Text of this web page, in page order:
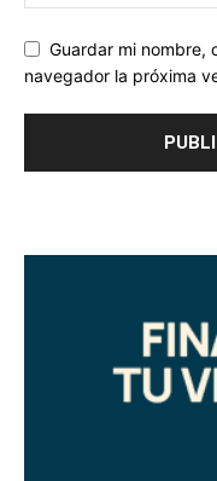
Guardar mi nombre,
navegador la próxima